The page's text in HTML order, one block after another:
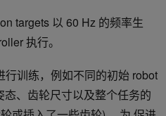
targets 以 60 Hz 的频率生
执行。
训练，例如不同的初始 robot
、齿轮尺寸以及整个任务的